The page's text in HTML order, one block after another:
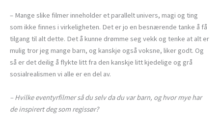
– Mange slike filmer inneholder et parallelt univers, magi og ting
som ikke finnes i virkeligheten. Det er jo en besnærende tanke å få
tilgang til alt dette. Det å kunne drømme seg vekk og tenke at alt er
mulig tror jeg mange barn, og kanskje også voksne, liker godt. Og
så er det deilig å flykte litt fra den kanskje litt kjedelige og grå
sosialrealismen vi alle er en del av.
– Hvilke eventyrfilmer så du selv da du var barn, og hvor mye har
de inspirert deg som regissør?